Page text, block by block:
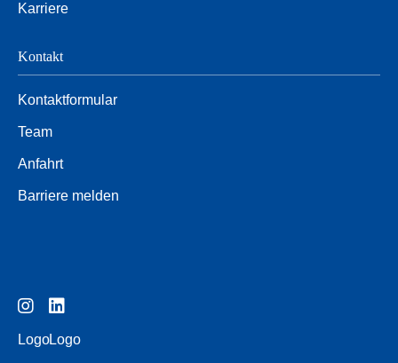
Karriere
Kontakt
Kontaktformular
Team
Anfahrt
Barriere melden
LogoLogo